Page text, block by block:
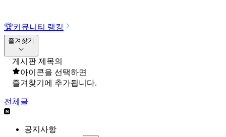
🏆커뮤니티 랭킹
즐겨찾기
게시판 제목의
아이콘을 선택하면
즐겨찾기에 추가됩니다.
전체글
공지사항